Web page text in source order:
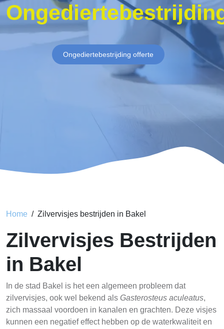
Ongediertebestrijding offerte
Home Zilvervisjes bestrijden in Bakel
Zilvervisjes Bestrijden
in Bakel
In de stad Bakel is het een algemeen probleem dat
zilvervisjes, ook wel bekend als Gasterosteus aculeatus,
zich massaal voordoen in kanalen en grachten. Deze visjes
kunnen een negatief effect hebben op de waterkwaliteit en